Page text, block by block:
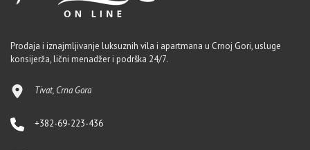
Prodaja i iznajmljivanje luksuznih vila i apartmana u Crnoj Gori, usluge
konsijerža, lični menadžer i podrška 24/7.
Tivat, Crna Gora
+382-69-223-436